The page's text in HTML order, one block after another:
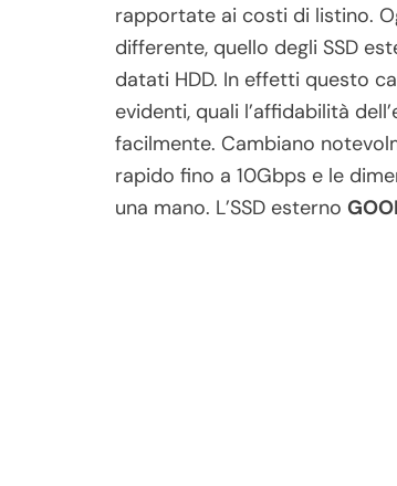
rapportate ai costi di listino.
differente, quello degli SSD
datati HDD. In effetti questo
evidenti, quali l’affidabilità
facilmente. Cambiano
rapido fino a 10Gbps e le
una mano. L’SSD esterno